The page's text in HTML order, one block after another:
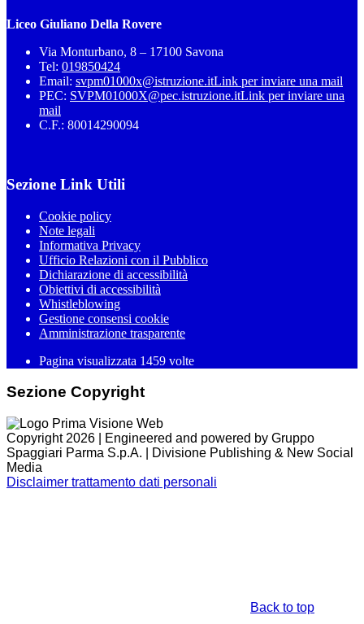
Liceo Giuliano Della Rovere
Via Monturbano, 8 – 17100 Savona
Tel: 019850424
Email: svpm01000x@istruzione.itLink per inviare una mail
PEC: SVPM01000X@pec.istruzione.itLink per inviare una
mail
C.F.: 80014290094
Sezione Link Utili
Cookie policy
Note legali
Informativa Privacy
Ufficio Relazioni con il Pubblico
Dichiarazione di accessibilità
Obiettivi di accessibilità
Whistleblowing
Gestione consensi cookie
Amministrazione trasparente
Pagina visualizzata 1459 volte
Sezione Copyright
Copyright 2026 | Engineered and powered by Gruppo
Spaggiari Parma S.p.A. | Divisione Publishing & New Social
Media
Disclaimer trattamento dati personali
Back to top